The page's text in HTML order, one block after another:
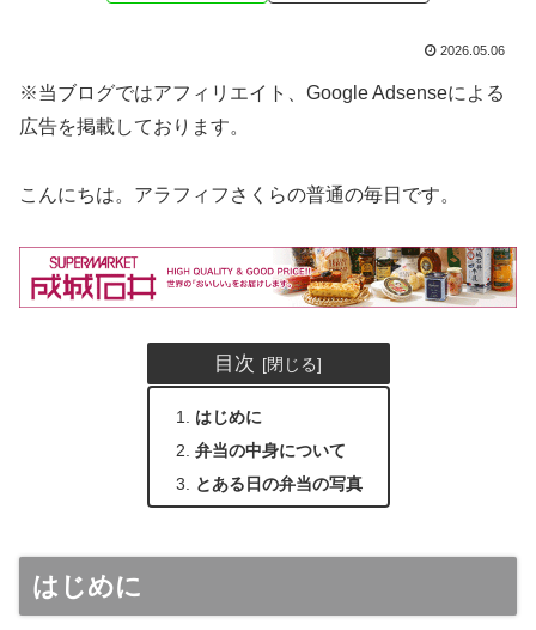
2026.05.06
※当ブログではアフィリエイト、Google Adsenseによる
広告を掲載しております。
こんにちは。アラフィフさくらの普通の毎日です。
目次
はじめに
弁当の中身について
とある日の弁当の写真
はじめに